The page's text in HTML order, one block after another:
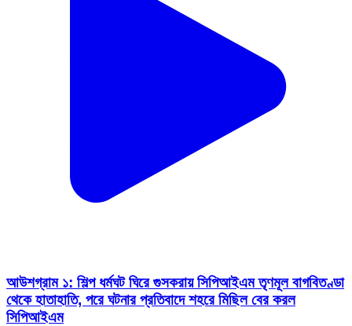
আউশগ্রাম ১: শিল্প ধর্মঘট ঘিরে গুসকরায় সিপিআইএম তৃণমূল বাগবিতণ্ডা
থেকে হাতাহাতি, পরে ঘটনার প্রতিবাদে শহরে মিছিল বের করল
সিপিআইএম